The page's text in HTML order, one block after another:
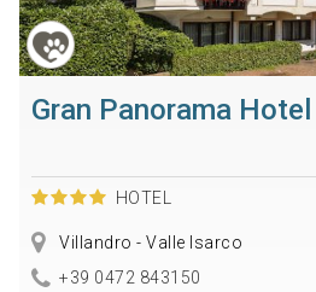
Gran Panorama
HOTEL
Villandro - Valle Isarco
+39 0472 843150